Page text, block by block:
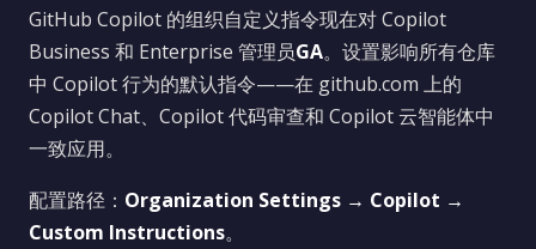
GitHub Copilot 的组织自定义指令现在对 Copilot
Business 和 Enterprise 管理员GA。设置影响所有仓库
中 Copilot 行为的默认指令——在 github.com 上的
Copilot Chat、Copilot 代码审查和 Copilot 云智能体中
一致应用。
配置路径： Organization Settings → Copilot →
Custom Instructions。